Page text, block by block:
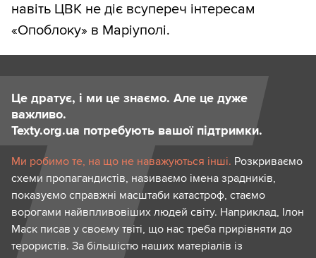
навіть ЦВК не діє всупереч інтересам
«Опоблоку» в Маріуполі.
Це дратує, і ми це знаємо. Але це дуже
важливо.
Texty.org.ua потребують вашої підтримки.
Ми робимо те, на що не наважуються інші. Розкриваємо
схеми пропагандистів, називаємо імена зрадників,
показуємо справжні масштаби катастроф, стаємо
ворогами найвпливовіших людей світу. Наприклад, Ілон
Маск писав у своєму твіті, що нас треба прирівняти до
терористів. За більшістю наших матеріалів із